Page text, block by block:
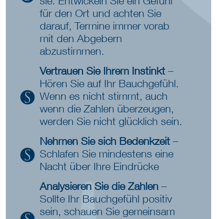
für den Ort und achten Sie
darauf, Termine immer vorab
mit den Abgebern
abzustimmen.
Vertrauen Sie Ihrem Instinkt –
Hören Sie auf Ihr Bauchgefühl.
Wenn es nicht stimmt, auch
wenn die Zahlen überzeugen,
werden Sie nicht glücklich sein.
Nehmen Sie sich Bedenkzeit –
Schlafen Sie mindestens eine
Nacht über Ihre Eindrücke
Analysieren Sie die Zahlen –
Sollte Ihr Bauchgefühl positiv
sein, schauen Sie gemeinsam